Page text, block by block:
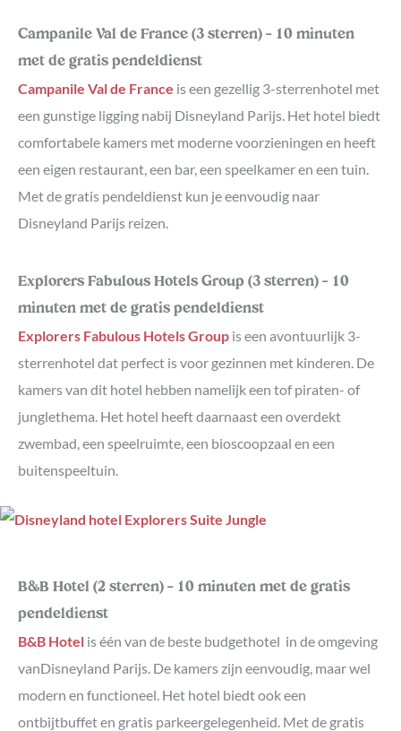
Campanile Val de France (3 sterren) – 10 minuten
met de gratis pendeldienst
Campanile Val de France is een gezellig 3-sterrenhotel met
een gunstige ligging nabij Disneyland Parijs. Het hotel biedt
comfortabele kamers met moderne voorzieningen en heeft
een eigen restaurant, een bar, een speelkamer en een tuin.
Met de gratis pendeldienst kun je eenvoudig naar
Disneyland Parijs reizen.
Explorers Fabulous Hotels Group (3 sterren) – 10
minuten met de gratis pendeldienst
Explorers Fabulous Hotels Group is een avontuurlijk 3-
sterrenhotel dat perfect is voor gezinnen met kinderen. De
kamers van dit hotel hebben namelijk een tof piraten- of
junglethema. Het hotel heeft daarnaast een overdekt
zwembad, een speelruimte, een bioscoopzaal en een
buitenspeeltuin.
B&B Hotel (2 sterren) – 10 minuten met de gratis
pendeldienst
B&B Hotel is één van de beste budgethotel in de omgeving
vanDisneyland Parijs. De kamers zijn eenvoudig, maar wel
modern en functioneel. Het hotel biedt ook een
ontbijtbuffet en gratis parkeergelegenheid. Met de gratis